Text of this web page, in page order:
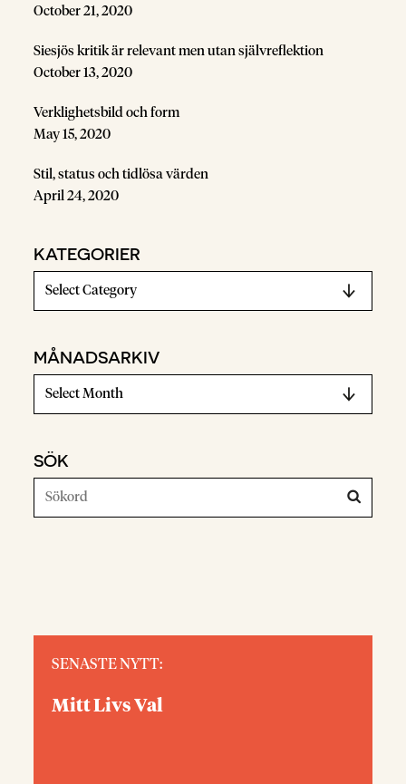
October 21, 2020
Siesjös kritik är relevant men utan självreflektion
October 13, 2020
Verklighetsbild och form
May 15, 2020
Stil, status och tidlösa värden
April 24, 2020
KATEGORIER
MÅNADSARKIV
SÖK
SENASTE NYTT:
Mitt Livs Val